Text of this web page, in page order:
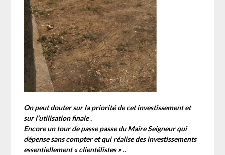
On peut douter sur la priorité de cet investissement et
sur l’utilisation finale .
Encore un tour de passe passe du Maire Seigneur qui
dépense sans compter et qui réalise des investissements
essentiellement « clientélistes » ..